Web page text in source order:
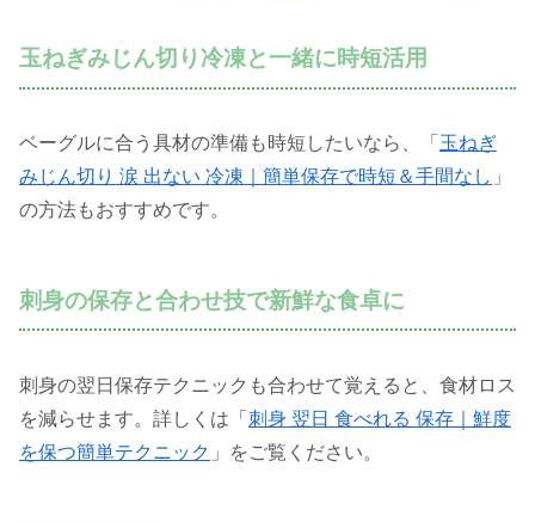
玉ねぎみじん切り冷凍と一緒に時短活用
ベーグルに合う具材の準備も時短したいなら、「 玉ねぎ
みじん切り 涙 出ない 冷凍｜簡単保存で時短＆手間なし 」
の方法もおすすめです。
刺身の保存と合わせ技で新鮮な食卓に
刺身の翌日保存テクニックも合わせて覚えると、食材ロス
を減らせます。詳しくは「 刺身 翌日 食べれる 保存｜鮮度
を保つ簡単テクニック 」をご覧ください。